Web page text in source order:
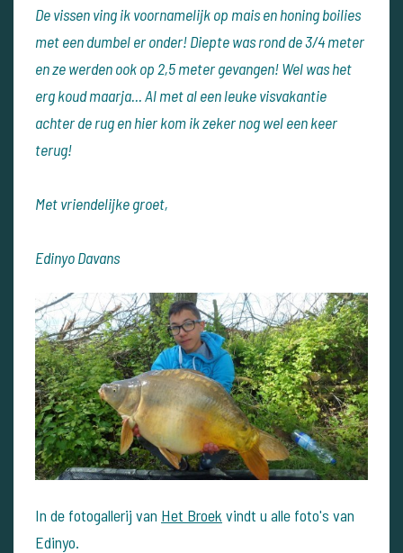
De vissen ving ik voornamelijk op mais en honing boilies
met een dumbel er onder! Diepte was rond de 3/4 meter
en ze werden ook op 2,5 meter gevangen! Wel was het
erg koud maarja... Al met al een leuke visvakantie
achter de rug en hier kom ik zeker nog wel een keer
terug!
Met vriendelijke groet,
Edinyo Davans​
In de fotogallerij van Het Broek vindt u alle foto's van
Edinyo.